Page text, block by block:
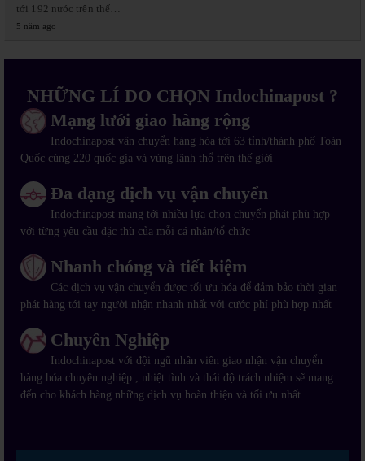
tới 192 nước trên thế…
5 năm ago
NHỮNG LÍ DO CHỌN Indochinapost ?
Mạng lưới giao hàng rộng
Indochinapost vận chuyển hàng hóa tới 63 tỉnh/thành phố Toàn
Quốc cùng 220 quốc gia và vùng lãnh thổ trên thế giới
Đa dạng dịch vụ vận chuyển
Indochinapost mang tới nhiều lựa chọn chuyển phát phù hợp
với từng yêu cầu đặc thù của mỗi cá nhân/tổ chức
Nhanh chóng và tiết kiệm
Các dịch vụ vận chuyển được tối ưu hóa để đảm bảo thời gian
phát hàng tới tay người nhận nhanh nhất với cước phí phù hợp nhất
Chuyên Nghiệp
Indochinapost với đội ngũ nhân viên giao nhận vận chuyển
hàng hóa chuyên nghiệp , nhiệt tình và thái độ trách nhiệm sẽ mang
đến cho khách hàng những dịch vụ hoàn thiện và tối ưu nhất.